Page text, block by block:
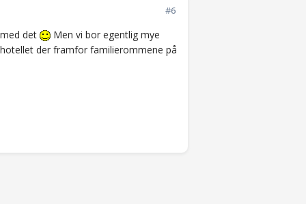
#6
det
Men vi bor egentlig mye
der framfor familierommene på